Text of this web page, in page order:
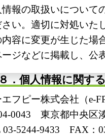
報の取扱いについて
さい。適切に対処いた
内容に変更が生じた場
ージなどに掲載し、公
８．個人情報に関す
フピー株式会社（e-
0043 東京都中央区
03-5244-9433 FAX：